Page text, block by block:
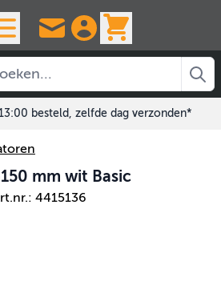
besteld, zelfde dag verzonden*
mm wit Basic
4415136